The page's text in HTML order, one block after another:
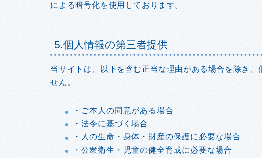
による暗号化を使用しております。
5.個人情報の第三者提供
当サイトは、以下を含む正当な理由がある場合を除き、
せん。
・ご本人の同意がある場合
・法令に基づく場合
・人の生命・身体・財産の保護に必要な場合
・公衆衛生・児童の健全育成に必要な場合